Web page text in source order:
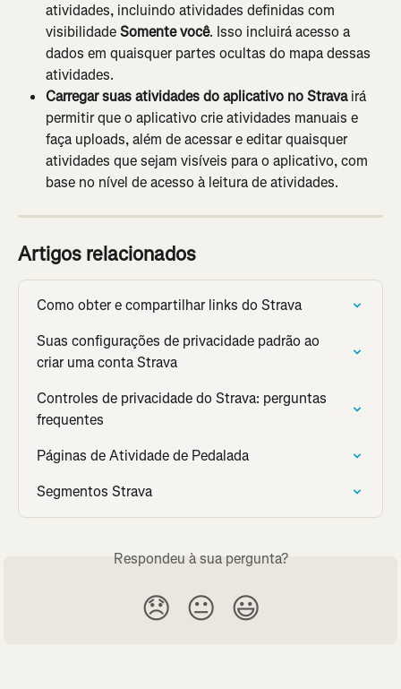
atividades, incluindo atividades definidas com
visibilidade Somente você. Isso incluirá acesso a
dados em quaisquer partes ocultas do mapa dessas
atividades.
Carregar suas atividades do aplicativo no Strava irá
permitir que o aplicativo crie atividades manuais e
faça uploads, além de acessar e editar quaisquer
atividades que sejam visíveis para o aplicativo, com
base no nível de acesso à leitura de atividades.
Artigos relacionados
Como obter e compartilhar links do Strava
Suas configurações de privacidade padrão ao
criar uma conta Strava
Controles de privacidade do Strava: perguntas
frequentes
Páginas de Atividade de Pedalada
Segmentos Strava
Respondeu à sua pergunta?
😞 😐 😃